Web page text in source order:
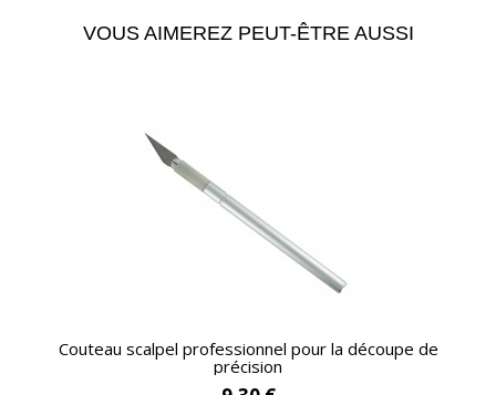
VOUS AIMEREZ PEUT-ÊTRE AUSSI
APERÇU RAPIDE
Couteau scalpel professionnel pour la découpe de
précision